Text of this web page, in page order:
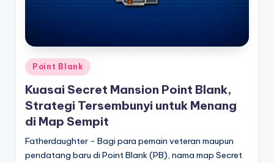
Posted
in
Point Blank
Kuasai Secret Mansion Point Blank,
Strategi Tersembunyi untuk Menang
di Map Sempit
Fatherdaughter - Bagi para pemain veteran maupun
pendatang baru di Point Blank (PB), nama map Secret